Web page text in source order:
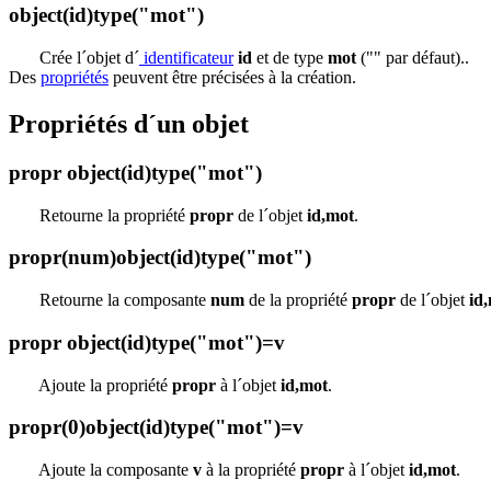
object(id)type("mot")
Crée l´objet d´ identificateur id et de type mot ("" par défaut)..
Des propriétés peuvent être précisées à la création.
Propriétés d´un objet
propr object(id)type("mot")
Retourne la propriété propr de l´objet id,mot.
propr(num)object(id)type("mot")
Retourne la composante num de la propriété propr de l´objet
propr object(id)type("mot")=v
Ajoute la propriété propr à l´objet id,mot.
propr(0)object(id)type("mot")=v
Ajoute la composante v à la propriété propr à l´objet id,mot.